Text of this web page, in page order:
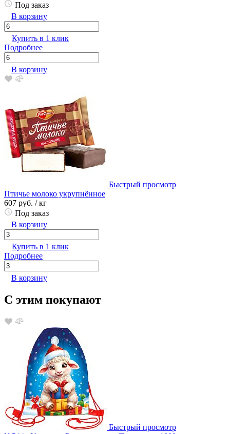
Под заказ
В корзину
Купить в 1 клик
Подробнее
В корзину
Быстрый просмотр
Птичье молоко укрупнённое
607 руб. / кг
Под заказ
В корзину
Купить в 1 клик
Подробнее
В корзину
С этим покупают
Быстрый просмотр